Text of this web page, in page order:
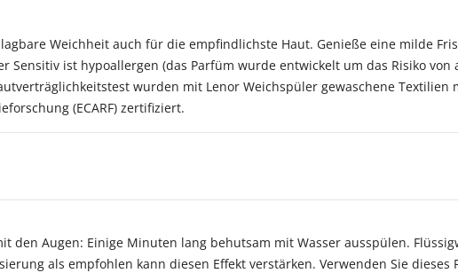
Weichheit auch für die empfindlichste Haut. Genieße eine milde
Sensitiv ist hypoallergen (das Parfüm wurde entwickelt um das Risiko von
wurden mit Lenor Weichspüler gewaschene Textilien
(ECARF) zertifiziert.
den Augen: Einige Minuten lang behutsam mit Wasser ausspülen.
als empfohlen kann diesen Effekt verstärken. Verwenden Sie dieses